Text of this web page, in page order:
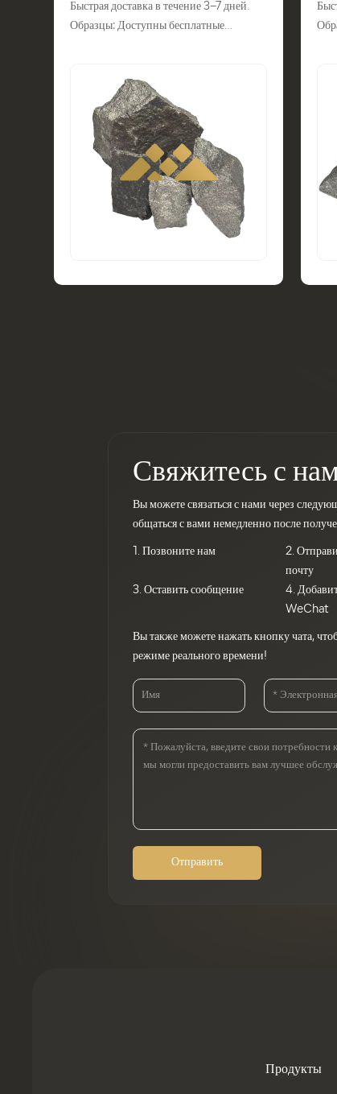
Быстрая доставка в течение 3–7 дней.
Образцы: Доступны бесплатные
на первый заказ. Свяжитесь с нами
прямо сейчас.
Свяжитесь с
Вы можете связаться с нами через
общаться с вами немедленно после
1. Позвоните нам
2.
почту
3. Оставить сообщение
4.
WeChat
Вы также можете нажать кнопку чата,
режиме реального времени!
Отправить
Продукты